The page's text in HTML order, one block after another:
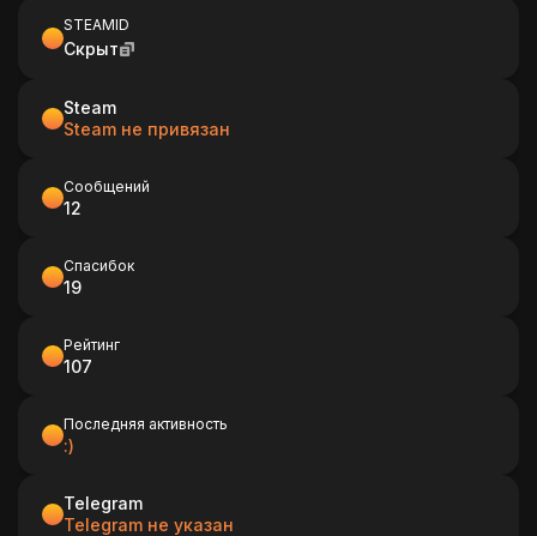
STEAMID
Скрыт
Steam
Steam не привязан
Сообщений
12
Спасибок
19
Рейтинг
107
Последняя активность
:)
Telegram
Telegram не указан